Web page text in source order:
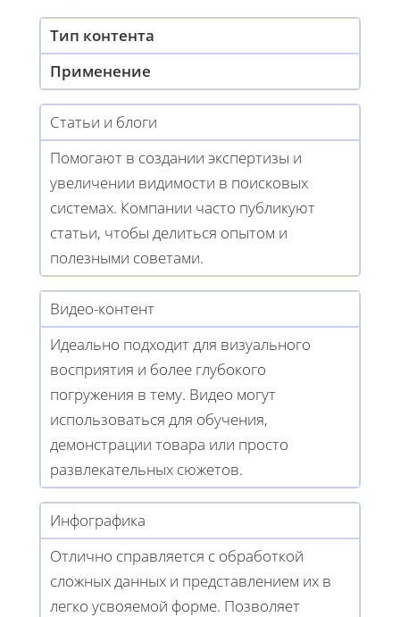
Тип контента
Применение
Статьи и блоги
Помогают в создании экспертизы и
увеличении видимости в поисковых
системах. Компании часто публикуют
статьи, чтобы делиться опытом и
полезными советами.
Видео-контент
Идеально подходит для визуального
восприятия и более глубокого
погружения в тему. Видео могут
использоваться для обучения,
демонстрации товара или просто
развлекательных сюжетов.
Инфографика
Отлично справляется с обработкой
сложных данных и представлением их в
легко усвояемой форме. Позволяет